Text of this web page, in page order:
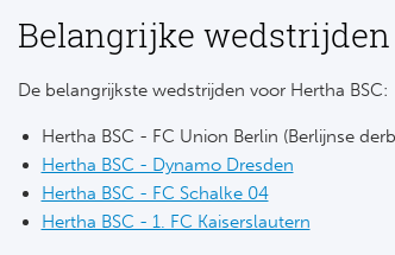
Belangrijke wedstrijden
De belangrijkste wedstrijden voor Hertha BSC:
Hertha BSC - FC Union Berlin (Berlijnse
Hertha BSC - Dynamo Dresden
Hertha BSC - FC Schalke 04
Hertha BSC - 1. FC Kaiserslautern